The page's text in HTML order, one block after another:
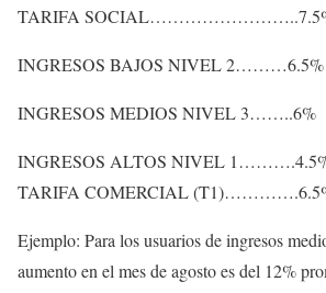
TARIFA
INGRESOS BAJOS NIVEL 2………6.5%
INGRESOS MEDIOS NIVEL 3……..6%
INGRESOS ALTOS NIVEL
TARIFA COMERCIAL
Ejemplo: Para los usuarios de ingresos
aumento en el mes de agosto es del 12%